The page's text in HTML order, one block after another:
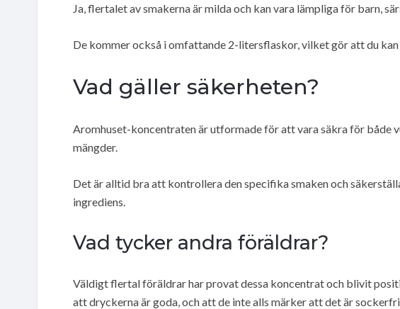
Ja, flertalet av smakerna är milda och kan vara lämpliga för barn,
De kommer också i omfattande 2-litersflaskor, vilket gör att du
Vad gäller säkerheten?
Aromhuset-koncentraten är utformade för att vara säkra för både
mängder.
Det är alltid bra att kontrollera den specifika smaken och
ingrediens.
Vad tycker andra föräldrar?
Väldigt flertal föräldrar har provat dessa koncentrat och blivit
att dryckerna är goda, och att de inte alls märker att det är